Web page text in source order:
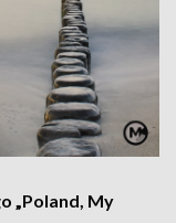
„Poland, My